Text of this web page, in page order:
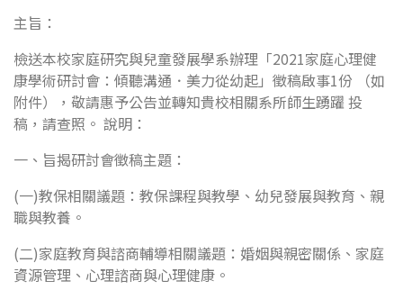
主旨：
檢送本校家庭研究與兒童發展學系辦理「2021家庭心理健
康學術研討會：傾聽溝通．美力從幼起」徵稿啟事1份 （如
附件），敬請惠予公告並轉知貴校相關系所師生踴躍 投
稿，請查照。 說明：
一、旨揭研討會徵稿主題：
(一)教保相關議題：教保課程與教學、幼兒發展與教育、親
職與教養。
(二)家庭教育與諮商輔導相關議題：婚姻與親密關係、家庭
資源管理、心理諮商與心理健康。